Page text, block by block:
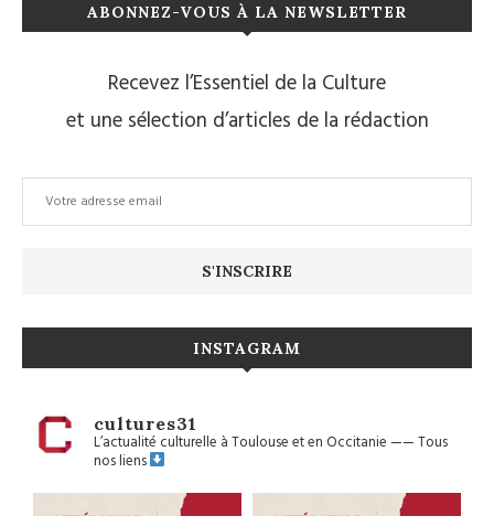
ABONNEZ-VOUS À LA NEWSLETTER
Recevez l’Essentiel de la Culture
et une sélection d’articles de la rédaction
INSTAGRAM
cultures31
L’actualité culturelle à Toulouse et en Occitanie——Tous
nos liens